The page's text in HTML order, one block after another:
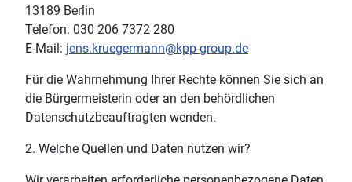
13189 Berlin
Telefon: 030 206 7372 280
E-Mail: jens.kruegermann@kpp-group.de
Für die Wahrnehmung Ihrer Rechte können Sie sich an
die Bürgermeisterin oder an den behördlichen
Datenschutzbeauftragten wenden.
2. Welche Quellen und Daten nutzen wir?